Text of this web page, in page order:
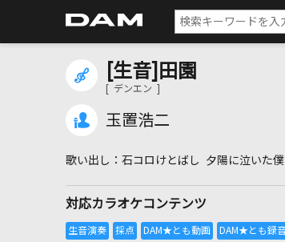
[生音]田園
[ デンエン ]
玉置浩二
石コロけとばし 夕陽に泣いた僕
対応カラオケコンテンツ